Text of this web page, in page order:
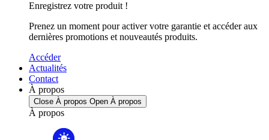
Enregistrez votre produit !
Prenez un moment pour activer votre garantie et accéder aux
dernières promotions et nouveautés produits.
Accéder
Actualités
Contact
À propos
Close À propos Open À propos
À propos